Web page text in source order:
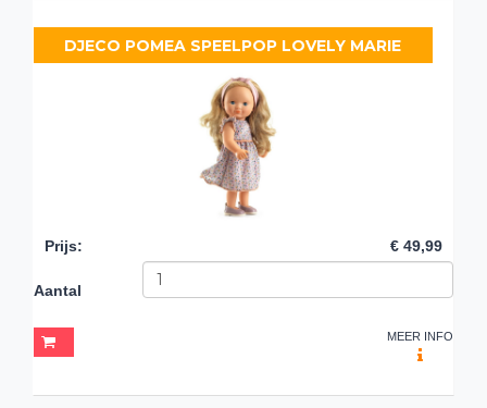
DJECO POMEA SPEELPOP LOVELY MARIE
Prijs: € 49,99
Aantal
MEER INFO